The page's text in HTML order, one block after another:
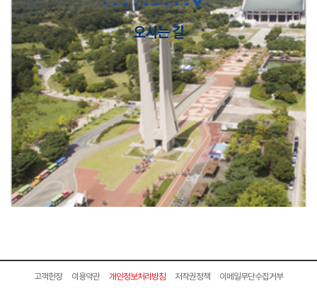
오시는 길
고객헌장 이용약관 개인정보처리방침 저작권정책
이메일무단수집거부